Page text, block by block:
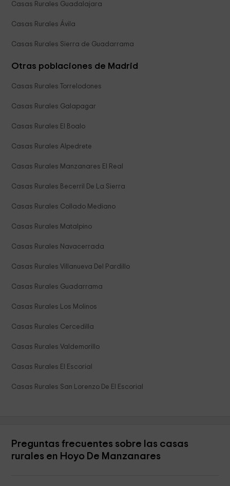
Casas Rurales Guadalajara
Casas Rurales Ávila
Casas Rurales Sierra de Guadarrama
Otras poblaciones de Madrid
Casas Rurales Torrelodones
Casas Rurales Galapagar
Casas Rurales El Boalo
Casas Rurales Alpedrete
Casas Rurales Manzanares El Real
Casas Rurales Becerril De La Sierra
Casas Rurales Collado Mediano
Casas Rurales Matalpino
Casas Rurales Navacerrada
Casas Rurales Villanueva Del Pardillo
Casas Rurales Guadarrama
Casas Rurales Los Molinos
Casas Rurales Cercedilla
Casas Rurales Valdemorillo
Casas Rurales El Escorial
Casas Rurales San Lorenzo De El Escorial
Preguntas frecuentes sobre las casas
rurales en Hoyo De Manzanares